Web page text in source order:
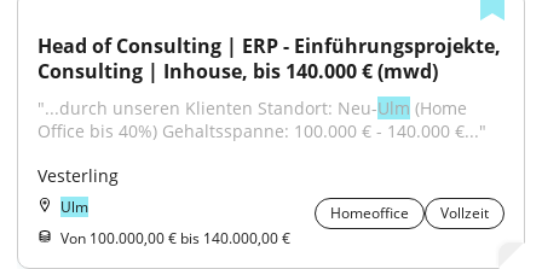
Head of Consulting | ERP - Einführungsprojekte,
Consulting | Inhouse, bis 140.000 € (mwd)
"...durch unseren Klienten Standort: Neu-Ulm (Home
Office bis 40%) Gehaltsspanne: 100.000 € - 140.000 €..."
Vesterling
Ulm Homeoffice
Vollzeit
Von 100.000,00 € bis 140.000,00 €